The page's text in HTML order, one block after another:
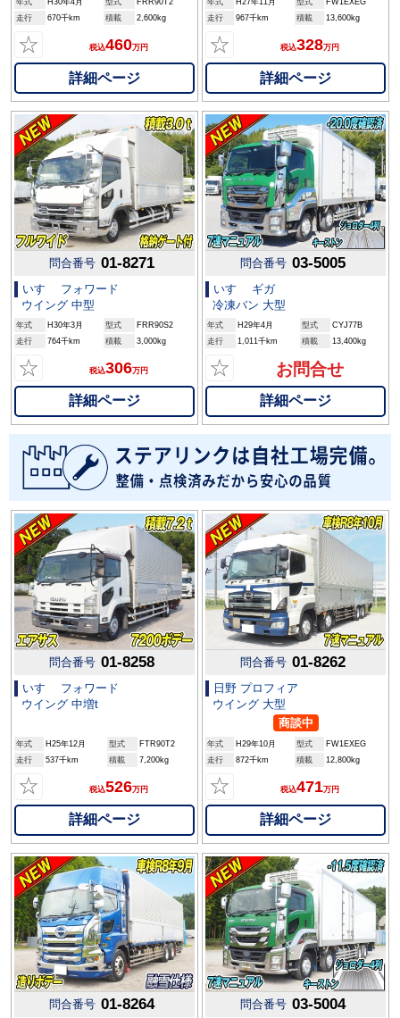
年式 H30年4月 型式
FRR90T2
走行
670千km 積載 2,600kg
☆ 税込460万円
詳細ページ
年式 H27年11月 型式
FW1EXEG
走行
967千km 積載 13,600kg
☆ 税込328万円
詳細ページ
問合番号 01-8271
いすゞ フォワード
ウイング 中型
年式 H30年3月 型式
FRR90S2
走行
764千km 積載 3,000kg
☆ 税込306万円
詳細ページ
問合番号 03-5005
いすゞ ギガ
冷凍バン 大型
年式 H29年4月 型式
CYJ77B
走行
1,011千km 積載 13,400kg
☆ お問合せ
詳細ページ
問合番号 01-8258
いすゞ フォワード
ウイング 中増t
年式 H25年12月 型式
FTR90T2
走行
537千km 積載 7,200kg
☆ 税込526万円
詳細ページ
問合番号 01-8262
日野 プロフィア
ウイング 大型
商談中
年式 H29年10月 型式
FW1EXEG
走行
872千km 積載 12,800kg
☆ 税込471万円
詳細ページ
問合番号 01-8264 問合番号 03-5004